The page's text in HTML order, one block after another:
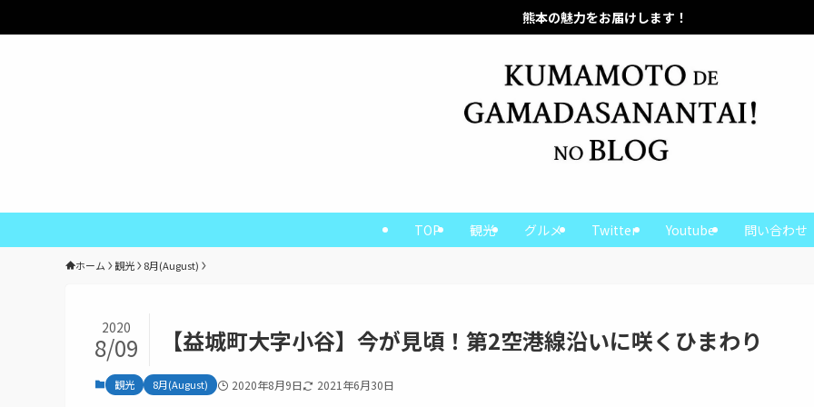
TOP 観光 グルメ Twitter Youtube 問い合わせ
ホーム 観光 8月(August)
【益城町大字小谷】今が見頃！第2空港線沿いに咲くひまわり
2020
8/09
観光 8月(August) 2020年8月9日 2021年6月30日